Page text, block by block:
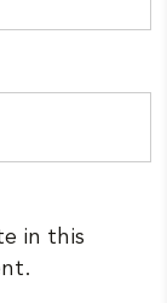
in this